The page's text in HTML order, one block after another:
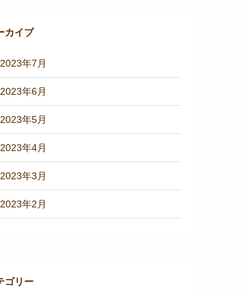
カイブ
2023年7月
2023年6月
2023年5月
2023年4月
2023年3月
2023年2月
ゴリー